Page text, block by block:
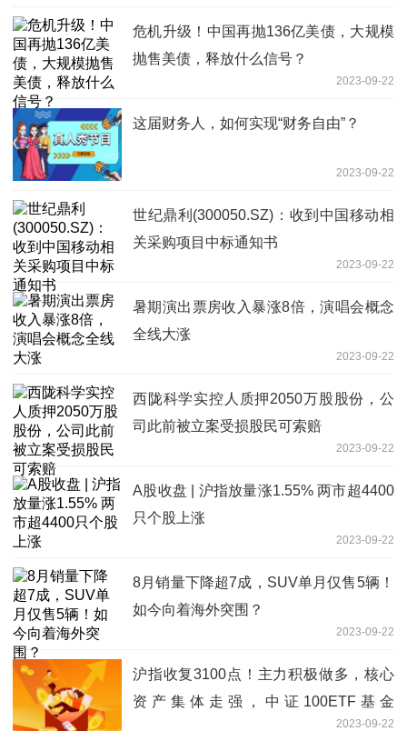
危机升级！中国再抛136亿美债，大规模
抛售美债，释放什么信号？
2023-09-22
这届财务人，如何实现“财务自由”？
2023-09-22
世纪鼎利(300050.SZ)：收到中国移动相
关采购项目中标通知书
2023-09-22
暑期演出票房收入暴涨8倍，演唱会概念
全线大涨
2023-09-22
西陇科学实控人质押2050万股股份，公
司此前被立案受损股民可索赔
2023-09-22
A股收盘 | 沪指放量涨1.55% 两市超4400
只个股上涨
2023-09-22
8月销量下降超7成，SUV单月仅售5辆！
如今向着海外突围？
2023-09-22
沪指收复3100点！主力积极做多，核心
资产集体走强，中证100ETF基金
2023-09-22